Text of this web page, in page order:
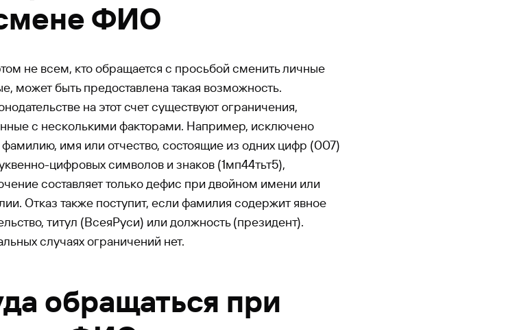
ФИО
не всем, кто обращается с просьбой сменить личные
может быть предоставлена такая возможность.
на этот счет существуют ограничения,
с несколькими факторами. Например, исключено
фамилию, имя или отчество, состоящие из одних цифр (007)
цифровых символов и знаков (1мп44тьт5),
составляет только дефис при двойном имени или
Отказ также поступит, если фамилия содержит явное
титул (ВсеяРуси) или должность (президент).
случаях ограничений нет.
обращаться при